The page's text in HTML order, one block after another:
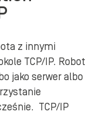
z innymi
TCP/IP. Robot
jako serwer albo
TCP/IP